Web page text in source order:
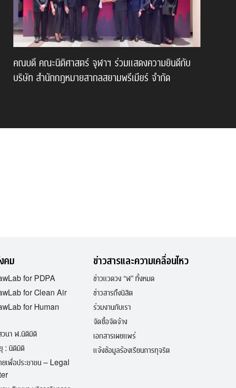
คณบดี คณะนิติศาสตร์ จุฬาฯ ร่วมแสดงความยินดีกับ
บริษัท สำนักกฎหมายสากลสยามพรีเมียร์ จำกัด
คม
for PDPA
for Clean Air
for Human
วนา ฬ.นิติมิติ
: นิติมิติ
เพื่อประชาชน – Legal
ข่าวสารและความเคลื่อนไหว
ข่าวแวดวง “ฬ” ทั้งหมด
ข่าวสารถึงนิสิต
ร่วมงานกับเรา
จัดซื้อจัดจ้าง
เอกสารเผยแพร่
แจ้งข้อมูลร้องเรียนการทุจริต